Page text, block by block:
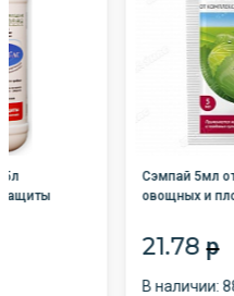
Сэмпай 5мл
овощных и
21.78 p
В наличии: